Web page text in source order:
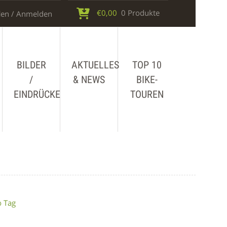
/ Anmelden €0,00 0 Produkte
BILDER
/
EINDRÜCKE
AKTUELLES
& NEWS
TOP 10
BIKE-
TOUREN
Tag